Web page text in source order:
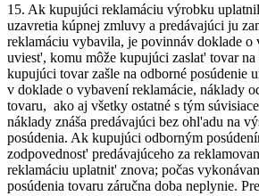
15. Ak kupujúci reklamáciu výrobku
uzavretia kúpnej zmluvy a predávajúci ju
reklamáciu vybavila, je povinnáv doklade o
uviest', komu môže kupujúci zaslat' tovar
kupujúci tovar zašle na odborné posúdenie
v doklade o vybavení reklamácie, náklady
tovaru, ako aj všetky ostatné s tým
náklady znáša predávajúci bez ohl'adu na
posúdenia. Ak kupujúci odborným
zodpovednost' predávajúceho za
reklamáciu uplatnit' znova; počas
posúdenia tovaru záručna doba neplynie.